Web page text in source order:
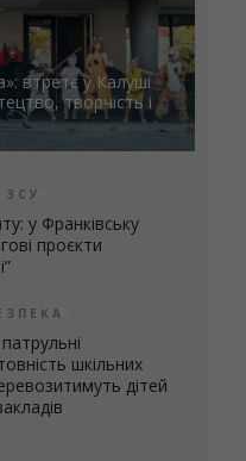
втретє у Калуші
творчість і
ЗСУ
у Франківську
проєкти
шкільних
дітей